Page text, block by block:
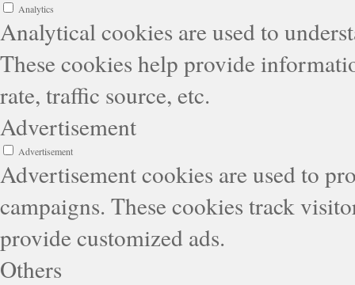
Analytics
Analytical cookies are used to
These cookies help provide
rate, traffic source, etc.
Advertisement
Advertisement
Advertisement cookies are used to
campaigns. These cookies track
provide customized ads.
Others